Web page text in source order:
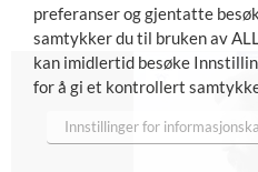
preferanser og gjentatte
samtykker du til bruken av
kan imidlertid besøke
for å gi et kontrollert
Innstillinger for